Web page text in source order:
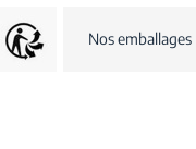
Nos